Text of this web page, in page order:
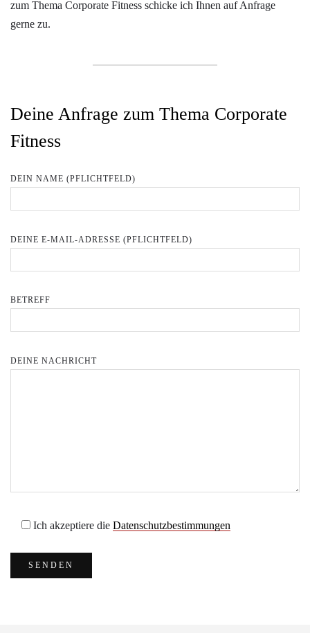
zum Thema Corporate Fitness schicke ich Ihnen auf Anfrage
gerne zu.
Deine Anfrage zum Thema Corporate
Fitness
DEIN NAME (PFLICHTFELD)
DEINE E-MAIL-ADRESSE (PFLICHTFELD)
BETREFF
DEINE NACHRICHT
Ich akzeptiere die Datenschutzbestimmungen